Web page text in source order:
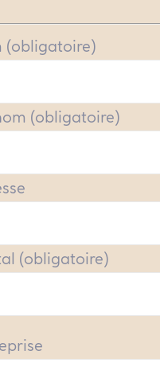
(obligatoire)
(obligatoire)
(obligatoire)